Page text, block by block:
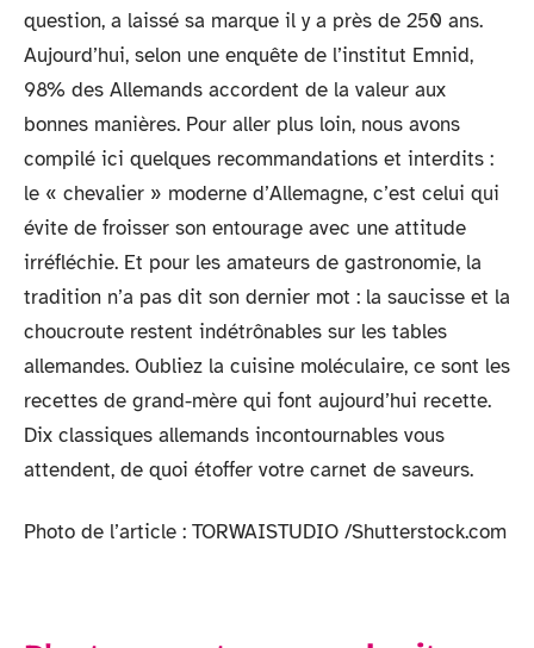
question, a laissé sa marque il y a près de 250 ans.
Aujourd’hui, selon une enquête de l’institut Emnid,
98% des Allemands accordent de la valeur aux
bonnes manières. Pour aller plus loin, nous avons
compilé ici quelques recommandations et interdits :
le « chevalier » moderne d’Allemagne, c’est celui qui
évite de froisser son entourage avec une attitude
irréfléchie. Et pour les amateurs de gastronomie, la
tradition n’a pas dit son dernier mot : la saucisse et la
choucroute restent indétrônables sur les tables
allemandes. Oubliez la cuisine moléculaire, ce sont les
recettes de grand-mère qui font aujourd’hui recette.
Dix classiques allemands incontournables vous
attendent, de quoi étoffer votre carnet de saveurs.
Photo de l’article : TORWAISTUDIO /Shutterstock.com